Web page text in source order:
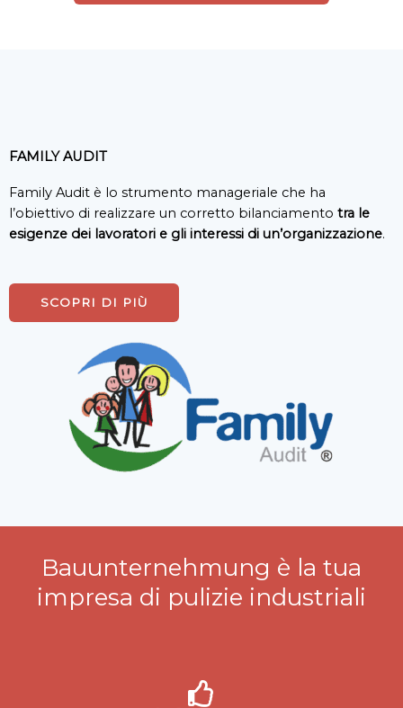
FAMILY AUDIT
Family Audit è lo strumento manageriale che ha
l’obiettivo di realizzare un corretto bilanciamento tra le
esigenze dei lavoratori e gli interessi di un’organizzazione.
SCOPRI DI PIÙ
Bauunternehmung è la tua
impresa di pulizie industriali